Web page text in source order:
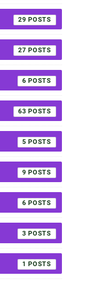
29
27
6
63
5
9
6
3
1